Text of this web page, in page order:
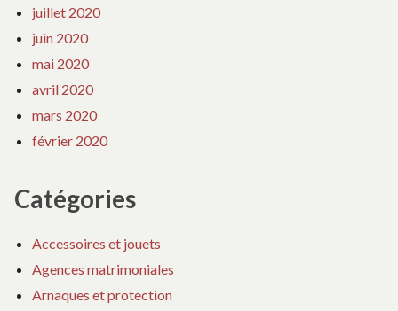
juillet 2020
juin 2020
mai 2020
avril 2020
mars 2020
février 2020
Catégories
Accessoires et jouets
Agences matrimoniales
Arnaques et protection